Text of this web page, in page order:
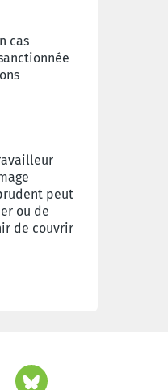
cas
peut
ou de
de couvrir